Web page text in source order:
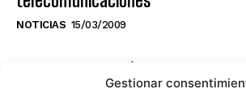
Gestionar
NOTICIAS 15/03/2009
NO TE PIERDAS LO ÚLTIMO DEL CANAL